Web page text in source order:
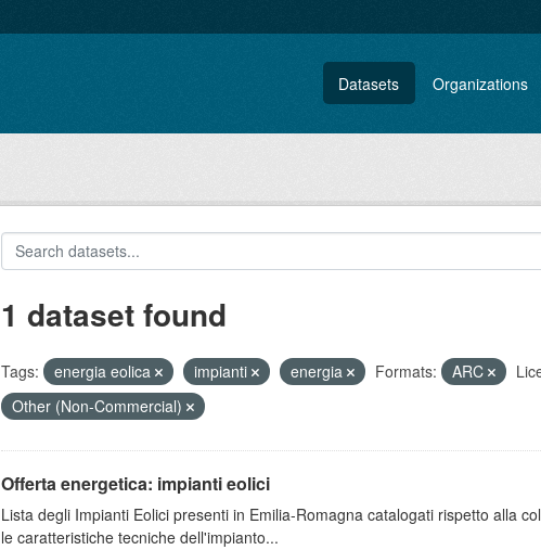
Datasets Organizations
1 dataset found
Tags: energia eolica impianti energia Formats: ARC
Other (Non-Commercial)
Offerta energetica: impianti eolici
Lista degli Impianti Eolici presenti in Emilia-Romagna catalogati rispetto alla
le caratteristiche tecniche dell'impianto...